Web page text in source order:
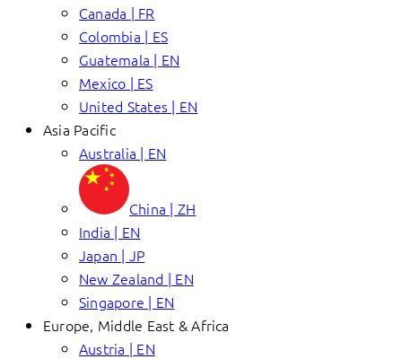
Canada | FR
Colombia | ES
Guatemala | EN
Mexico | ES
United States | EN
Asia Pacific
Australia | EN
China | ZH
India | EN
Japan | JP
New Zealand | EN
Singapore | EN
Europe, Middle East & Africa
Austria | EN